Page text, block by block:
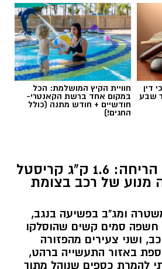
בפרשת היעדרותו של
דין
שבע
חוויית הקיץ המושלמת: הכל
במקום אחד ברשת הקאנטרי-
חודשיים + חודש מתנה (כולל
החגים!)
הכלבה איקרה הריחה: 1.6 ק"ג קריסטל
מנוע של רכב בצומת
ומג"ב בפשיעה בנגב,
סמים קשים שהוסלקו
ושני צעירים מהפזורה
באזור התעשייה ברהט,
להמרת כספים שנוהל מתוך